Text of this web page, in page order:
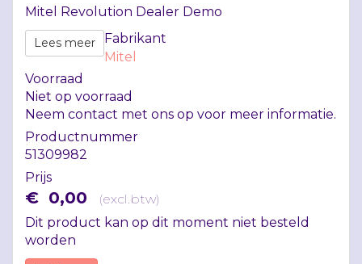
Mitel Revolution Dealer Demo
Lees meer
Fabrikant
Mitel
Voorraad
Niet op voorraad
Neem contact met ons op voor meer informatie.
Productnummer
51309982
Prijs
€ 0,00 (excl.btw)
Dit product kan op dit moment niet besteld
worden